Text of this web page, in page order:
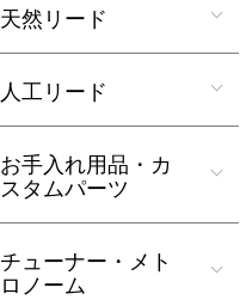
天然リード
人工リード
お手入れ用品・カ
スタムパーツ
チューナー・メト
ロノーム